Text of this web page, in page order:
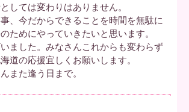
しては変わりはありません。
、今だからできることを時間を無駄に
ためにやっていきたいと思います。
ました。みなさんこれからも変わらず
道の応援宜しくお願いします。
また逢う日まで。